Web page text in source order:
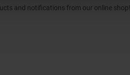
and notifications from our online shop!